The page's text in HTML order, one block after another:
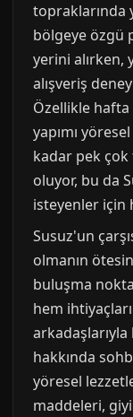
topraklarında
bölgeye özgü
yerini alırken,
alışveriş
Özellikle
yapımı
kadar pek
oluyor, bu da
isteyenler için
Susuz'un
olmanın
buluşma
hem
hakkında
yöresel
maddeleri,